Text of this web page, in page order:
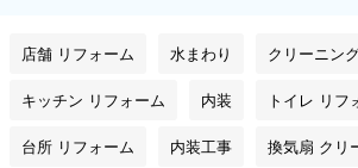
店舗 リフォーム 水まわり クリーニン
キッチン リフォーム 内装 トイレ リフ
台所 リフォーム 内装工事 換気扇 クリ